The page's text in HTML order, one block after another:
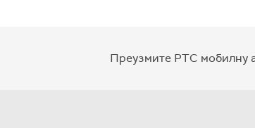
Преузмите РТС мобилну